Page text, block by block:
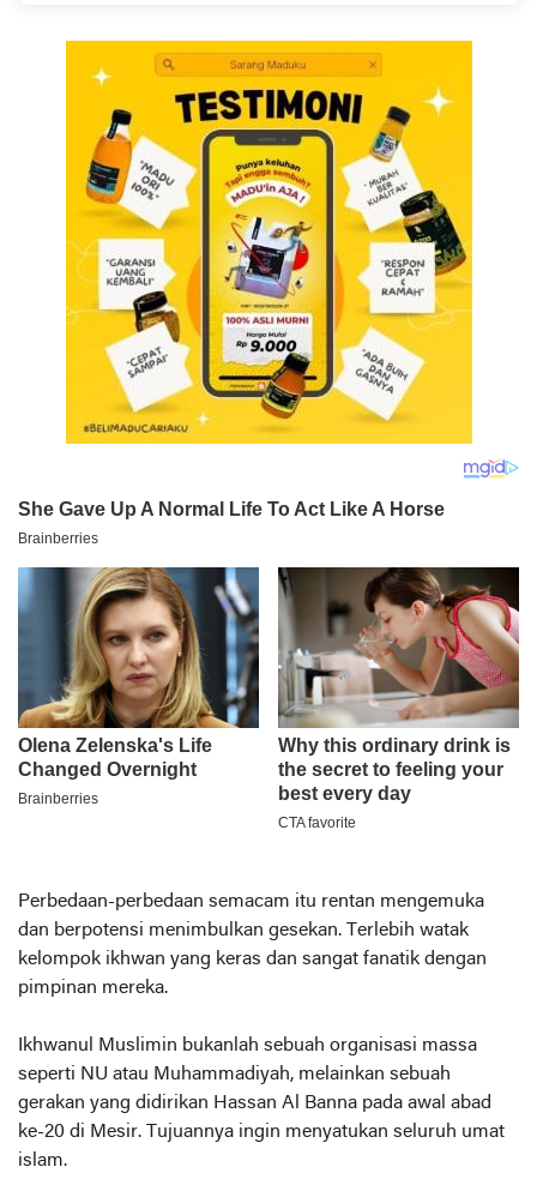
Perbedaan-perbedaan semacam itu rentan mengemuka
dan berpotensi menimbulkan gesekan. Terlebih watak
kelompok ikhwan yang keras dan sangat fanatik dengan
pimpinan mereka.
Ikhwanul Muslimin bukanlah sebuah organisasi massa
seperti NU atau Muhammadiyah, melainkan sebuah
gerakan yang didirikan Hassan Al Banna pada awal abad
ke-20 di Mesir. Tujuannya ingin menyatukan seluruh umat
islam.